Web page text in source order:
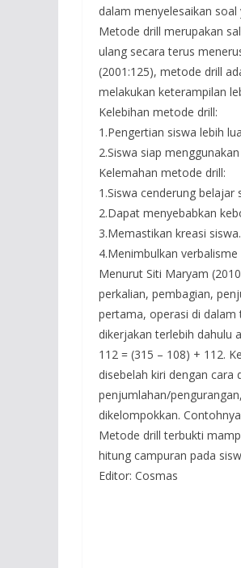
dalam menyelesaikan
Metode drill merupakan
ulang secara terus
(2001:125), metode drill
melakukan keterampilan
Kelebihan metode drill:
1.Pengertian siswa lebih
2.Siswa siap
Kelemahan metode drill:
1.Siswa cenderung belajar
2.Dapat menyebabkan
3.Memastikan kreasi siswa.
4.Menimbulkan
Menurut Siti Maryam
perkalian, pembagian,
pertama, operasi di dalam
dikerjakan terlebih dahulu
112 = (315 – 108) + 112.
disebelah kiri dengan
penjumlahan/
dikelompokkan.
Metode drill terbukti
hitung campuran pada
Editor: Cosmas